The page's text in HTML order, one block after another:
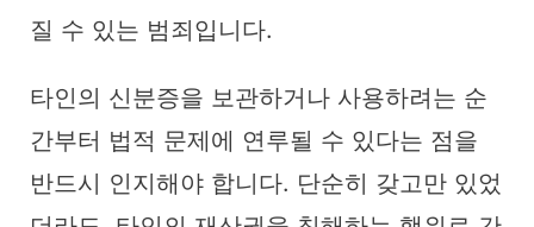
질 수 있는 범죄입니다.
타인의 신분증을 보관하거나 사용하려는 순
간부터 법적 문제에 연루될 수 있다는 점을
반드시 인지해야 합니다. 단순히 갖고만 있었